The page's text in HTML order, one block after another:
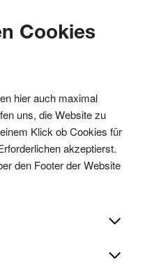
Cookies
hier auch maximal
uns, die Website zu
Klick ob Cookies für
akzeptierst.
den Footer der Website
Air -